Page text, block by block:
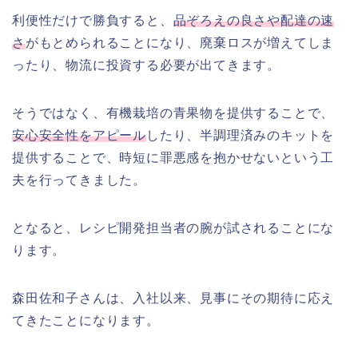
利便性だけで勝負すると、 品ぞろえの良さや配達の速
さがもとめられることになり、廃棄ロスが増えてしま
ったり、物流に投資する必要が出てきます。
そうではなく、有機栽培の青果物を提供することで、
安心安全性をアピールしたり、半調理済みのキットを
提供することで、時短に罪悪感を抱かせないという工
夫を行ってきました。
となると、レシピ開発担当者の腕が試されることにな
ります。
森田佐和子さんは、入社以来、見事にその期待に応え
てきたことになります。